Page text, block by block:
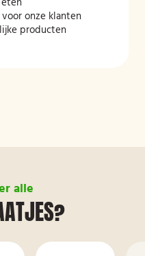
onze klanten
producten
alle